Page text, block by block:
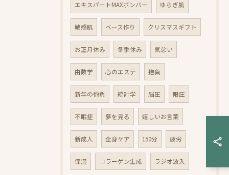
エキスパートMAXボンバー ゆらぎ肌
敏感肌 ベース作り クリスマスギフト
お正月休み 冬季休み 気怠い
由数学 心のエステ 抱負
新年の抱負 統計学 脳圧 眼圧
不眠症 夢を見る 嬉しいお言葉
新成人 全身ケア 150分 疲労
保湿 コラーゲン生成 ラジオ波入